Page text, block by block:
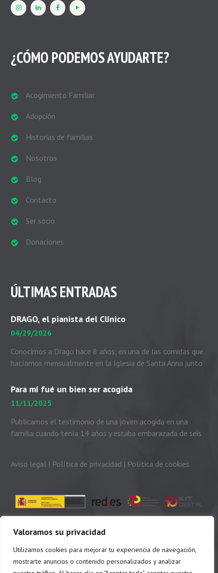
Valoramos su privacidad
Utilizamos cookies para mejorar tu experiencia de navegación,
mostrarte anuncios o contenido personalizados y analizar
¿CÓMO PODEMOS AYUDARTE?
Acogimiento Familiar
Adopción
Historias de familias
Nosotros
Blog
Contacto
Ser socio
Donaciones
ÚLTIMAS ENTRADAS
DRAGO, el pianista del Clínico
04/29/2026
Conocimos a Drago hace 8 años, en una de las comidas que
hacíamos mensualmente en la Iglesia de Santa Anna junto
Para mí fué un bien ser acogida
11/11/2025
Publicamos el testimonio de una joven acogida en una
familia cuando tenía 14 años y estaba embarazada de seis
Aviso legal | Política de privacidad | Política de cookies